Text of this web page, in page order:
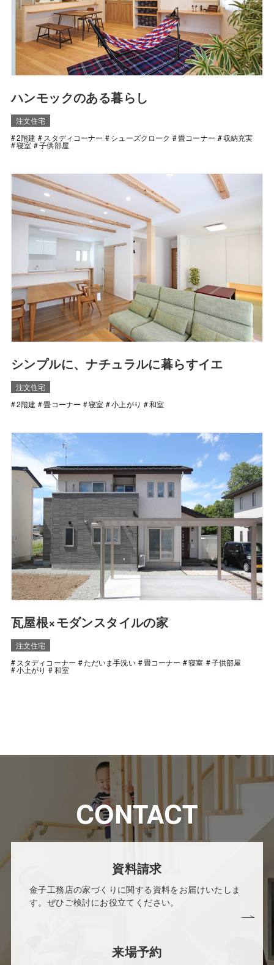
ハンモックのある暮らし
注文住宅
2階建
スタディコーナー シューズクローク 畳コーナー 収納充実
寝室 子供部屋
シンプルに、ナチュラルに暮らすイエ
注文住宅
2階建
畳コーナー 寝室 小上がり 和室
瓦屋根×モダンスタイルの家
注文住宅
スタディコーナー
ただいま手洗い 畳コーナー 寝室 子供部屋
小上がり 和室
CONTACT
資料請求
金子工務店の家づくりに関する資料をお届けいたしま
す。ぜひご検討にお役立てください。
来場予約